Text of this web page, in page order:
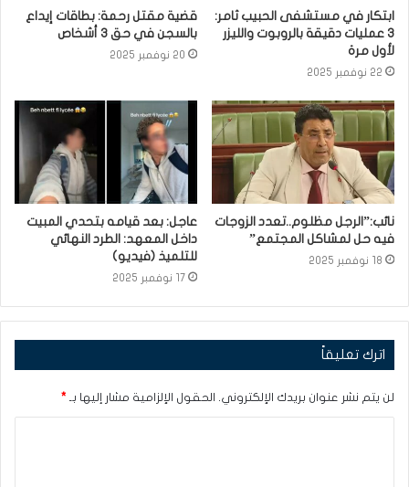
ابتكار في مستشفى الحبيب ثامر:
3 عمليات دقيقة بالروبوت والليزر
لأول مرة
22 نوفمبر 2025
قضية مقتل رحمة: بطاقات إيداع
بالسجن في حق 3 أشخاص
20 نوفمبر 2025
نائب:”الرجل مظلوم..تعدد الزوجات
فيه حل لمشاكل المجتمع”
18 نوفمبر 2025
عاجل: بعد قيامه بتحدي المبيت
داخل المعهد: الطرد النهائي
للتلميذ (فيديو)
17 نوفمبر 2025
اترك تعليقاً
لن يتم نشر عنوان بريدك الإلكتروني. الحقول الإلزامية مشار إليها بـ *